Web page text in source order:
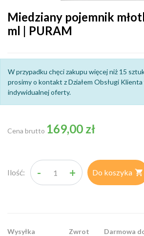
Miedziany pojemnik
ml | PURAM
W przypadku chęci zakupu więcej niż 15
prosimy o kontakt z Działem Obsługi
indywidualnej oferty.
Cena brutto 169,00 zł
Ilość: - + Do koszyka 
Wysyłka
Zwrot
Darmowa